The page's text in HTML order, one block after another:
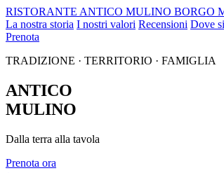
RISTORANTE ANTICO MULINO BORGO
La nostra storia I nostri valori Recensioni Dove
Prenota
TRADIZIONE · TERRITORIO · FAMIGLIA
ANTICO
MULINO
Dalla terra alla tavola
Prenota ora